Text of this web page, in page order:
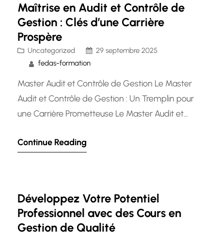
Maîtrise en Audit et Contrôle de
Gestion : Clés d’une Carrière
Prospère
Uncategorized
29 septembre 2025
fedas-formation
Master Audit et Contrôle de Gestion Le Master
Audit et Contrôle de Gestion : Un Tremplin pour
une Carrière Prometteuse Le Master Audit et
supérieures qui offre aux étudiants une
Continue Reading
Développez Votre Potentiel
Professionnel avec des Cours en
Gestion de Qualité